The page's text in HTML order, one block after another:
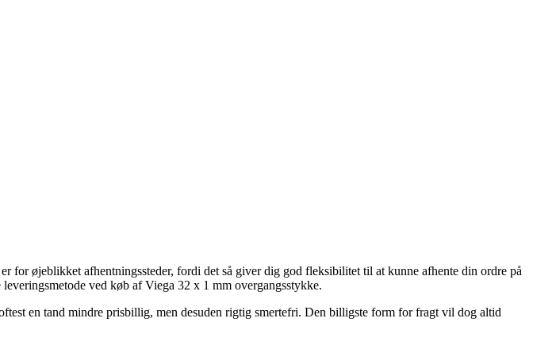
for øjeblikket afhentningssteder, fordi det så giver dig god fleksibilitet til at kunne afhente din ordre på
ved køb af Viega 32 x 1 mm overgangsstykke.
en tand mindre prisbillig, men desuden rigtig smertefri. Den billigste form for fragt vil dog altid